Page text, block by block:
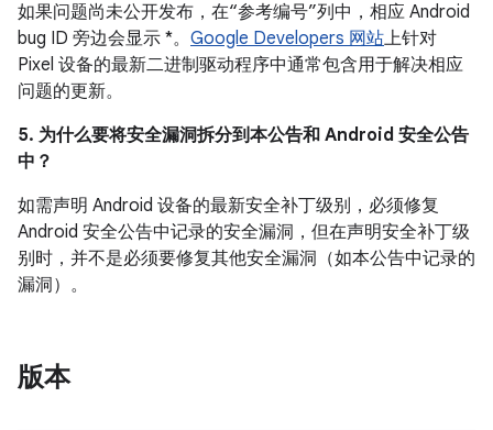
如果问题尚未公开发布，在“参考编号”列中，相应 Android
bug ID 旁边会显示 *。 Google Developers 网站上针对
Pixel 设备的最新二进制驱动程序中通常包含用于解决相应
问题的更新。
5. 为什么要将安全漏洞拆分到本公告和 Android 安全公告
中？
如需声明 Android 设备的最新安全补丁级别，必须修复
Android 安全公告中记录的安全漏洞，但在声明安全补丁级
别时，并不是必须要修复其他安全漏洞（如本公告中记录的
漏洞）。
版本